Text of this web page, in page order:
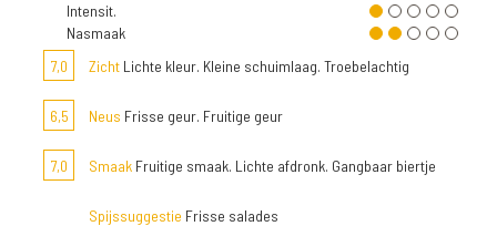
Intensit.
Nasmaak
7,0
Zicht Lichte kleur. Kleine schuimlaag. Troebelachtig
6,5 Neus Frisse geur. Fruitige geur
7,0 Smaak Fruitige smaak. Lichte afdronk. Gangbaar biertje
Spijssuggestie Frisse salades